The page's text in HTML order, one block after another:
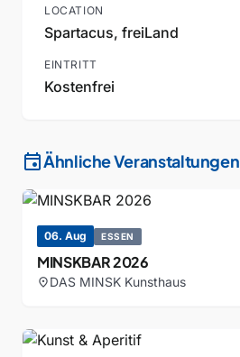
LOCATION
Spartacus, freiLand
EINTRITT
Kostenfrei
eventÄhnliche Veranstaltungen
06. Aug ESSEN
MINSKBAR 2026
location_onDAS MINSK Kunsthaus